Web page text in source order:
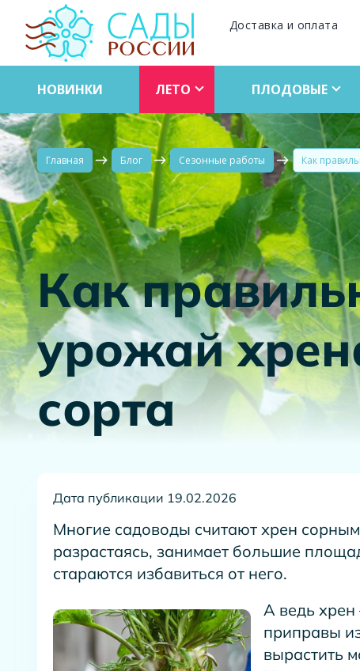
Доставка и оплата
НОВИНКИ ЛЕТО ПЛОДОВЫЕ
Главная Блог Сезонные работы Как
Как
урожай
сорта
Дата публикации 19.02.2026
Многие садоводы считают хрен
разрастаясь, занимает большие
стараются избавиться от него.
А ведь хрен
приправы
вырастить